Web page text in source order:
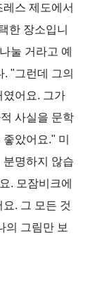
스 제도에서
한 장소입니
눌 거라고 예
. "그런데 그의
였어요. 그가
사실을 문학
았어요." 미
명하지 않습
. 모잠비크에
. 그 모든 것
의 그림만 보